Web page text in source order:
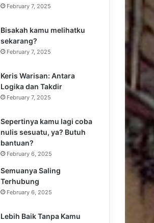
February 7, 2025
Bisakah kamu melihatku
sekarang?
February 7, 2025
Keris Warisan: Antara
Logika dan Takdir
February 7, 2025
Sepertinya kamu lagi coba
nulis sesuatu, ya? Butuh
bantuan?
February 6, 2025
Semuanya Saling
Terhubung
February 6, 2025
Lebih Baik Tanpa Kamu